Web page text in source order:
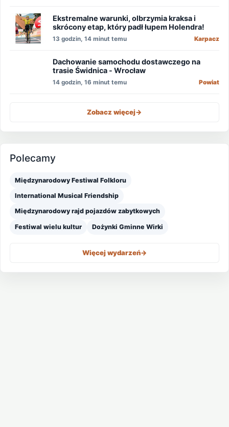
Ekstremalne warunki, olbrzymia kraksa i
skrócony etap, który padł łupem Holendra!
13 godzin, 14 minut temu Karpacz
Dachowanie samochodu dostawczego na
trasie Świdnica - Wrocław
14 godzin, 16 minut temu Powiat
Zobacz więcej->
Polecamy
Międzynarodowy Festiwal Folkloru
International Musical Friendship
Międzynarodowy rajd pojazdów zabytkowych
Festiwal wielu kultur Dożynki Gminne Wirki
Więcej wydarzeń->